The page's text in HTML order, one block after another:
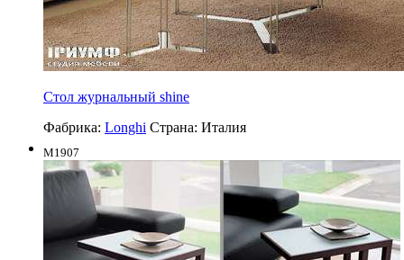
Стол журнальный shine
Фабрика: Longhi Страна: Италия
M1907